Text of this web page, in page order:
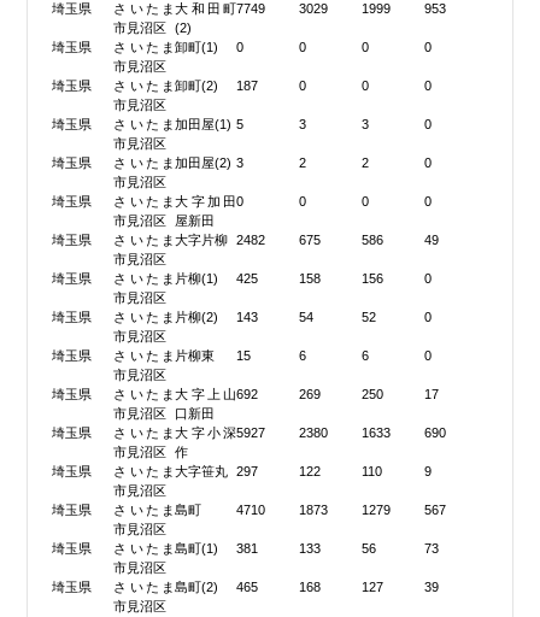
埼玉県
さいたま
市見沼区
大和田町
(2)
7749 3029 1999 953
埼玉県
さいたま
市見沼区
卸町(1) 0 0 0 0
埼玉県
さいたま
市見沼区
卸町(2) 187 0 0 0
埼玉県
さいたま
市見沼区
加田屋(1) 5 3 3 0
埼玉県
さいたま
市見沼区
加田屋(2) 3 2 2 0
埼玉県
さいたま
市見沼区
大字加田
屋新田
0 0 0 0
埼玉県
さいたま
市見沼区
大字片柳 2482 675 586 49
埼玉県
さいたま
市見沼区
片柳(1) 425 158 156 0
埼玉県
さいたま
市見沼区
片柳(2) 143 54 52 0
埼玉県
さいたま
市見沼区
片柳東 15 6 6 0
埼玉県
さいたま
市見沼区
大字上山
口新田
692 269 250 17
埼玉県
さいたま
市見沼区
大字小深
作
5927 2380 1633 690
埼玉県
さいたま
市見沼区
大字笹丸 297 122 110 9
埼玉県
さいたま
市見沼区
島町 4710 1873 1279 567
埼玉県
さいたま
市見沼区
島町(1) 381 133 56 73
埼玉県
さいたま
市見沼区
島町(2) 465 168 127 39